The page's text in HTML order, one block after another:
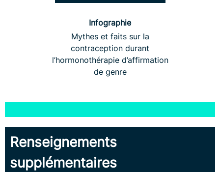
Infographie
Mythes et faits sur la
contraception durant
l’hormonothérapie d’affirmation
de genre
Renseignements
supplémentaires